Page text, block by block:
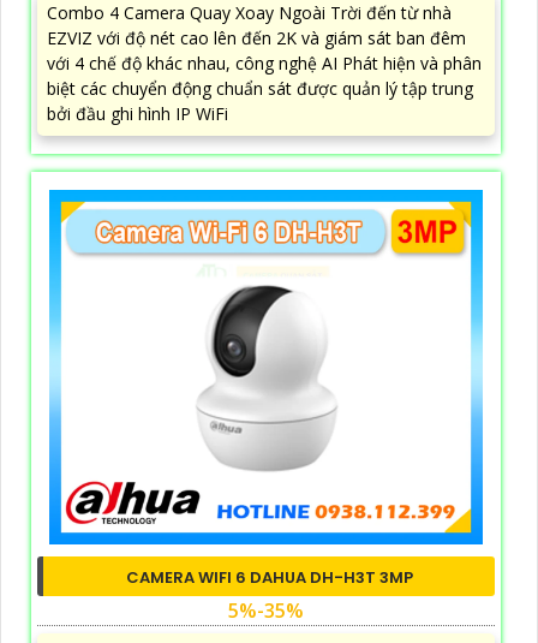
Combo 4 Camera Quay Xoay Ngoài Trời đến từ nhà
EZVIZ với độ nét cao lên đến 2K và giám sát ban đêm
với 4 chế độ khác nhau, công nghệ AI Phát hiện và phân
biệt các chuyển động chuẩn sát được quản lý tập trung
bởi đầu ghi hình IP WiFi
CAMERA WIFI 6 DAHUA DH-H3T 3MP
5%-35%